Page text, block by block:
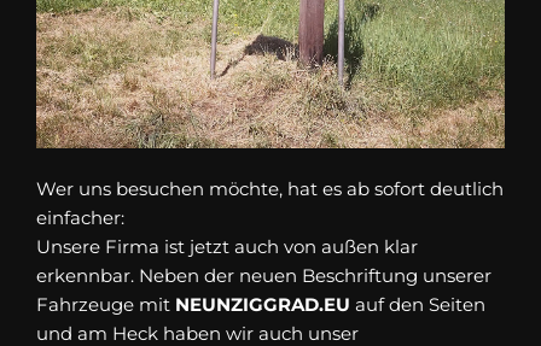
Wer uns besuchen möchte, hat es ab sofort deutlich
einfacher:
Unsere Firma ist jetzt auch von außen klar
erkennbar. Neben der neuen Beschriftung unserer
Fahrzeuge mit NEUNZIGGRAD.EU auf den Seiten
und am Heck haben wir auch unser